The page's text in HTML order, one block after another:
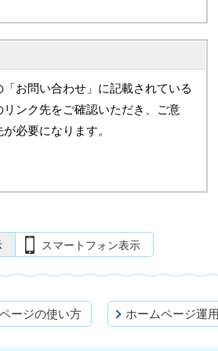
お問い合わせ」に記載されている
ンク先をご確認いただき、ご意
必要になります。
スマートフォン表示
ージの使い方 ホームページ運